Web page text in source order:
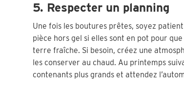
5. Respecter un planning
Une fois les boutures prêtes, soyez
pièce hors gel si elles sont en pot pour
terre fraîche. Si besoin, créez une
les conserver au chaud. Au printemps
contenants plus grands et attendez